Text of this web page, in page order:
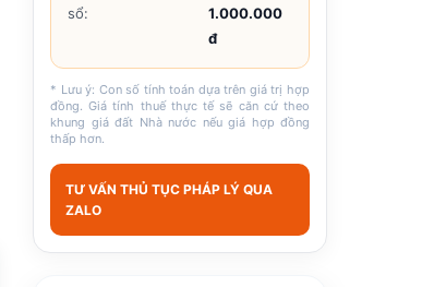
sổ:
1.000.000
đ
* Lưu ý: Con số tính toán dựa trên giá trị hợp
đồng. Giá tính thuế thực tế sẽ căn cứ theo
khung giá đất Nhà nước nếu giá hợp đồng
thấp hơn.
TƯ VẤN THỦ TỤC PHÁP LÝ QUA
ZALO